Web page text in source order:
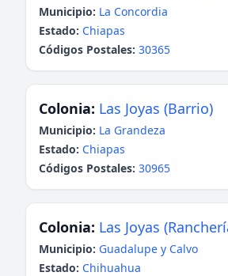
Municipio: La Concordia
Estado: Chiapas
Códigos Postales: 30365
Colonia: Las Joyas (Barrio)
Municipio: La Grandeza
Estado: Chiapas
Códigos Postales: 30965
Colonia: Las Joyas
Municipio: Guadalupe y Calvo
Estado: Chihuahua